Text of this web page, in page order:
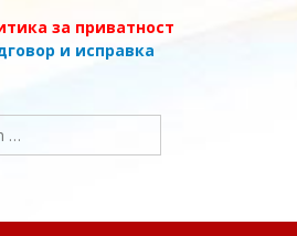
за приватност
и исправка